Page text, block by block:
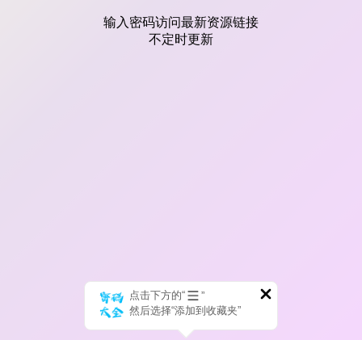
输入密码访问最新资源链接
不定时更新
点击下方的“
”
然后选择“添加到收藏夹”